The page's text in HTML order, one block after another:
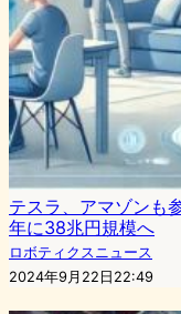
テスラ、アマゾンも
年に38兆円規模へ
ロボティクスニュース
2024年9月22日22:49